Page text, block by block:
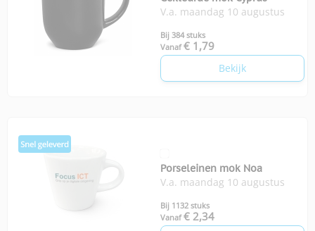
V.a. maandag 10 augustus
Bij 384 stuks
Vanaf € 1,79
Bekijk
Porseleinen mok Noa
V.a. maandag 10 augustus
Bij 1132 stuks
Vanaf € 2,34